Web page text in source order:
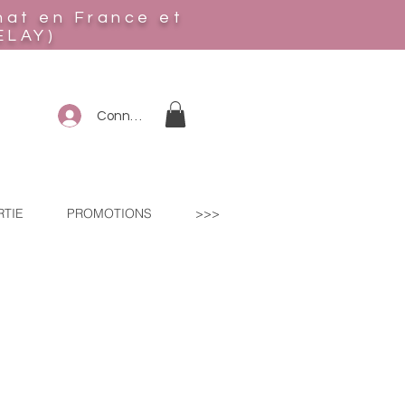
en France et
Connexion
PROMOTIONS >>>